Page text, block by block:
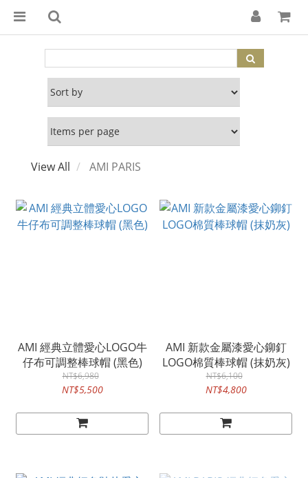
View All AMI PARIS
AMI 經典立體愛心LOGO牛
仔布可調整棒球帽 (黑色)
NT$6,980
NT$5,500
AMI 新款金屬漆愛心鉚釘
LOGO棉質棒球帽 (抹奶灰)
NT$6,100
NT$4,800